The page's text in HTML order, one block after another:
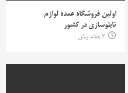
اولین فروشگاه عمده لوازم
تابلوسازی در کشور
2 هفته پیش